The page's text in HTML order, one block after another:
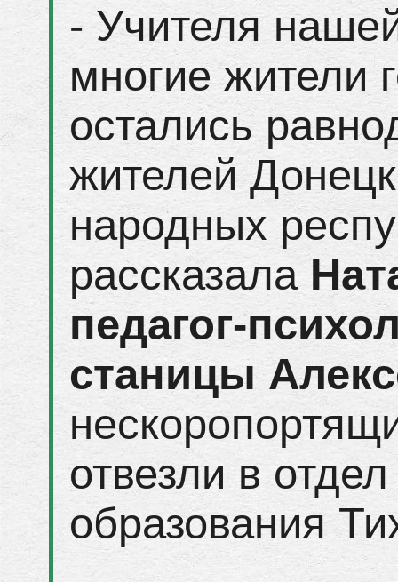
- Учителя
многие жители
остались
жителей
народных
рассказала
педагог-
станицы
отвезли в
образования